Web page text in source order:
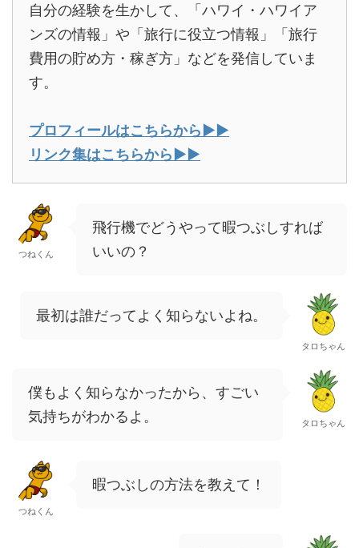
自分の経験を生かして、「ハワイ・ハワイア
ンズの情報」や「旅行に役立つ情報」「旅行
費用の貯め方・稼ぎ方」などを発信していま
す。
プロフィールはこちらから▶︎▶︎
リンク集はこちらから▶︎▶︎
つねくん
飛行機でどうやって暇つぶしすれば
いいの？
最初は誰だってよく知らないよね。
タロちゃん
僕もよく知らなかったから、すごい
気持ちがわかるよ。
タロちゃん
つねくん
暇つぶしの方法を教えて！